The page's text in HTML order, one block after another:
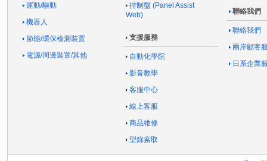
運動/驅動
機器人
節能/環保檢測裝置
電源/周邊裝置/其他
控制盤 (Panel Assist
Web)
支援服務
自動化學院
影音教學
客服中心
線上客服
商品維修
型錄索取
聯絡我們
聯絡我們
兩岸顧客
日系企業